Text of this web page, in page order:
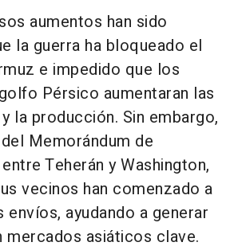
aumentos han sido
la guerra ha bloqueado el
e impedido que los
Pérsico aumentaran las
la producción. Sin embargo,
Memorándum de
Teherán y Washington,
vecinos han comenzado a
ayudando a generar
mercados asiáticos clave.